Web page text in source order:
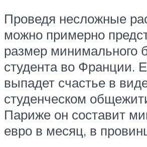
Проведя несложные
можно примерно
размер минимального
студента во Франции.
выпадет счастье в
студенческом
Париже он составит
евро в месяц, в